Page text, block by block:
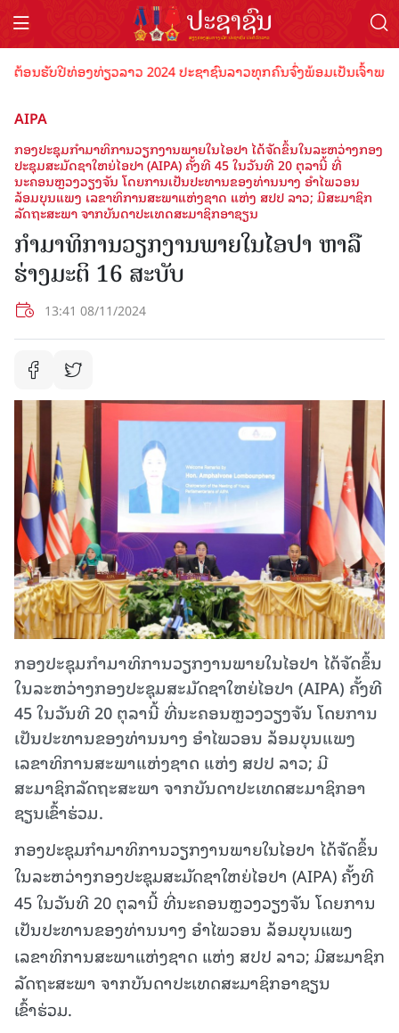
ນຮັບປີທ່ອງທ່ຽວລາວ 2024 ປະຊາຊົນລາວທຸກຄົນຈົ່ງພ້ອມເປັນເຈົ້າພາບ
AIPA
ກອງປະຊຸມກຳມາທິການວຽກງານພາຍໃນໄອປາ ໄດ້ຈັດຂຶ້ນໃນລະຫວ່າງກອງ
ປະຊຸມສະມັດຊາໃຫຍ່ໄອປາ (AIPA) ຄັ້ງທີ 45 ໃນວັນທີ 20 ຕຸລານີ້ ທີ່
ນະຄອນຫຼວງວຽງຈັນ ໂດຍການເປັນປະທານຂອງທ່ານນາງ ອຳໄພວອນ
ລ້ອມບຸນແພງ ເລຂາທິການສະພາແຫ່ງຊາດ ແຫ່ງ ສປປ ລາວ; ມີສະມາຊິກ
ລັດຖະສະພາ ຈາກບັນດາປະເທດສະມາຊິກອາຊຽນ
ກຳມາທິການວຽກງານພາຍໃນໄອປາ ຫາລື
ຮ່າງມະຕິ 16 ສະບັບ
13:41 08/11/2024
ກອງປະຊຸມກຳມາທິການວຽກງານພາຍໃນໄອປາ ໄດ້ຈັດຂຶ້ນ
ໃນລະຫວ່າງກອງປະຊຸມສະມັດຊາໃຫຍ່ໄອປາ (AIPA) ຄັ້ງທີ
45 ໃນວັນທີ 20 ຕຸລານີ້ ທີ່ນະຄອນຫຼວງວຽງຈັນ ໂດຍການ
ເປັນປະທານຂອງທ່ານນາງ ອຳໄພວອນ ລ້ອມບຸນແພງ
ເລຂາທິການສະພາແຫ່ງຊາດ ແຫ່ງ ສປປ ລາວ; ມີ
ສະມາຊິກລັດຖະສະພາ ຈາກບັນດາປະເທດສະມາຊິກອາ
ຊຽນເຂົ້າຮ່ວມ.
ກອງປະຊຸມກຳມາທິການວຽກງານພາຍໃນໄອປາ ໄດ້ຈັດຂຶ້ນ
ໃນລະຫວ່າງກອງປະຊຸມສະມັດຊາໃຫຍ່ໄອປາ (AIPA) ຄັ້ງທີ
45 ໃນວັນທີ 20 ຕຸລານີ້ ທີ່ນະຄອນຫຼວງວຽງຈັນ ໂດຍການ
ເປັນປະທານຂອງທ່ານນາງ ອຳໄພວອນ ລ້ອມບຸນແພງ
ເລຂາທິການສະພາແຫ່ງຊາດ ແຫ່ງ ສປປ ລາວ; ມີສະມາຊິກ
ລັດຖະສະພາ ຈາກບັນດາປະເທດສະມາຊິກອາຊຽນ
ເຂົ້າຮ່ວມ.